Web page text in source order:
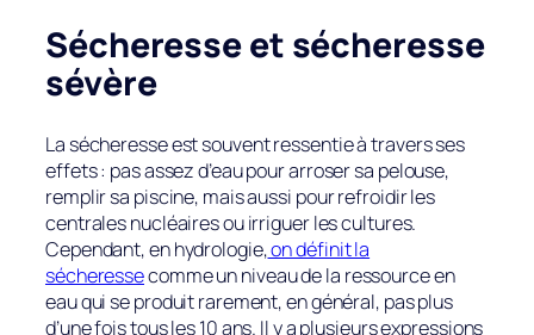
Sécheresse et sécheresse
sévère
La sécheresse est souvent ressentie à travers ses
effets : pas assez d’eau pour arroser sa pelouse,
remplir sa piscine, mais aussi pour refroidir les
centrales nucléaires ou irriguer les cultures.
Cependant, en hydrologie,on définit la
sécheressecomme un niveau de la ressource en
eau qui se produit rarement, en général, pas plus
d’une fois tous les 10 ans. Il y a plusieurs expressions